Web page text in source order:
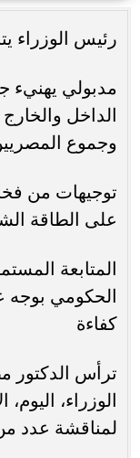
رئيس الوزراء
مدبولي يهنيء
الداخل
وجموع
توجيهات من
على الطاقة
المتابعة
الحكومي بوجه
كفاءة
ترأس
الوزراء،
لمناقشة عدد